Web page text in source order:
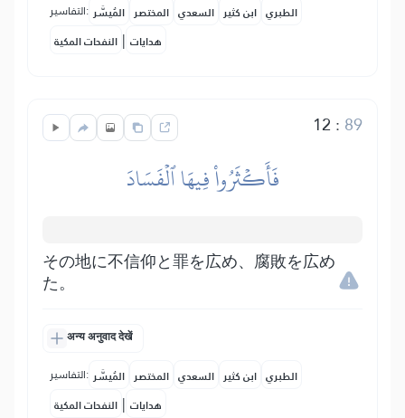
التفاسير: المُيسَّر المختصر السعدي ابن كثير الطبري
النفحات المكية | هدايات
12 : 89
فَأَكۡثَرُواْ فِيهَا ٱلۡفَسَادَ
その地に不信仰と罪を広め、腐敗を広め
た。
अन्य अनुवाद देखें
التفاسير: المُيسَّر المختصر السعدي ابن كثير الطبري
النفحات المكية | هدايات